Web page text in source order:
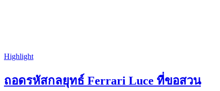
Highlight
ถอดรหัสกลยุทธ์ Ferrari Luce ที่ขอสวน